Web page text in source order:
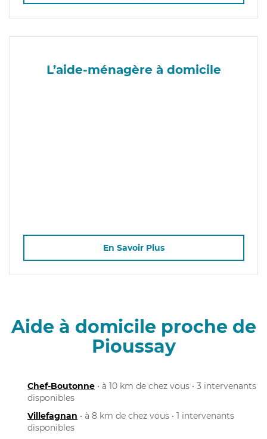
L’aide-ménagère à domicile
En Savoir Plus
Aide à domicile proche de
Pioussay
Chef-Boutonne • à 10 km de chez vous • 3 intervenants
disponibles
Villefagnan • à 8 km de chez vous • 1 intervenants
disponibles